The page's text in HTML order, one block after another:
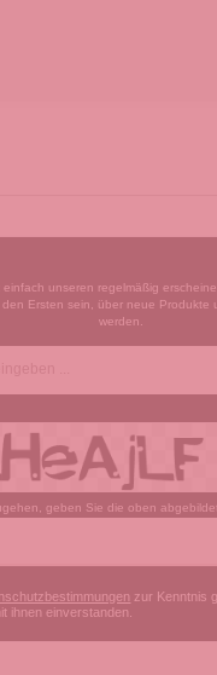
unseren regelmäßig
Ersten sein, über neue Produkte
werden.
geben Sie die oben
zur Kenntnis
ihnen einverstanden.